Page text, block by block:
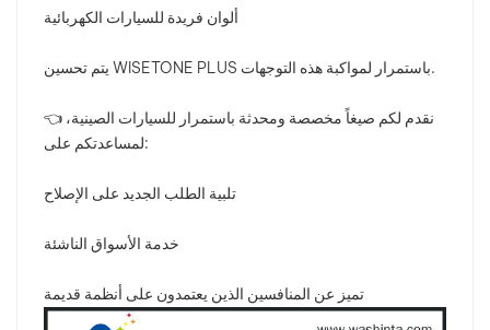
ألوان فريدة للسيارات الكهربائية
يتم تحسين WISETONE PLUS باستمرار لمواكبة هذه التوجهات.
👈 نقدم لكم صيغاً مخصصة ومحدثة باستمرار للسيارات الصينية،
لمساعدتكم على:
تلبية الطلب الجديد على الإصلاح
خدمة الأسواق الناشئة
تميز عن المنافسين الذين يعتمدون على أنظمة قديمة